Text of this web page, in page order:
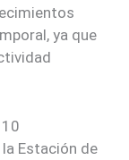
ya que
Estación de